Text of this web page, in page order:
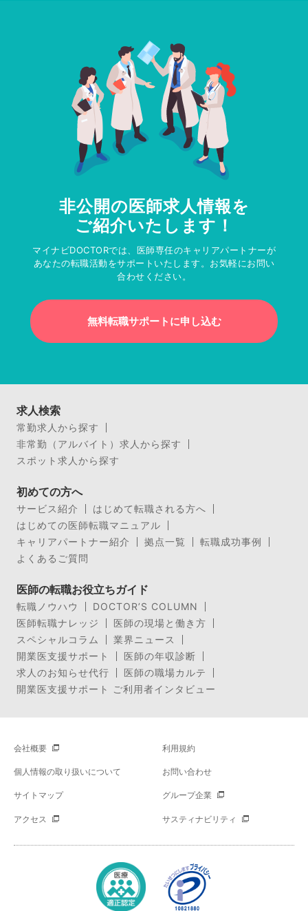
非公開の医師求人情報を
ご紹介いたします！
マイナビDOCTORでは、医師専任のキャリアパートナーが
あなたの転職活動をサポートいたします。お気軽にお問い
合わせください。
無料転職サポートに申し込む
求人検索
常勤求人から探す
非常勤（アルバイト）求人から探す
スポット求人から探す
初めての方へ
サービス紹介
はじめて転職される方へ
はじめての医師転職マニュアル
キャリアパートナー紹介
拠点一覧
転職成功事例
よくあるご質問
医師の転職お役立ちガイド
転職ノウハウ
DOCTOR’S COLUMN
医師転職ナレッジ
医師の現場と働き方
スペシャルコラム
業界ニュース
開業医支援サポート
医師の年収診断
求人のお知らせ代行
医師の職場カルテ
開業医支援サポート ご利用者インタビュー
会社概要 利用規約
個人情報の取り扱いについて お問い合わせ
サイトマップ グループ企業
アクセス サスティナビリティ